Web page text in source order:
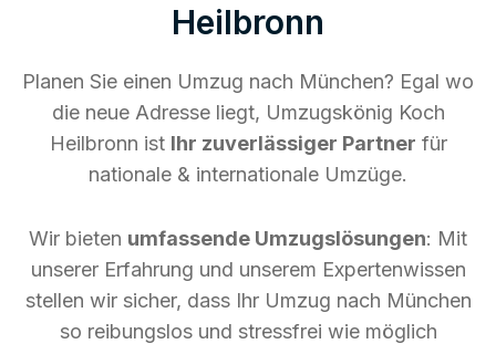
Heilbronn
Planen Sie einen Umzug nach München? Egal wo
die neue Adresse liegt, Umzugskönig Koch
Heilbronn ist Ihr zuverlässiger Partner für
nationale & internationale Umzüge.
Wir bieten umfassende Umzugslösungen: Mit
unserer Erfahrung und unserem Expertenwissen
stellen wir sicher, dass Ihr Umzug nach München
so reibungslos und stressfrei wie möglich